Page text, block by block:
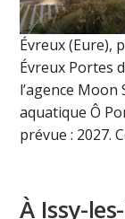
Évreux (Eure),
Évreux Portes
l’agence
aquatique Ô
prévue : 2027.
À Issy-